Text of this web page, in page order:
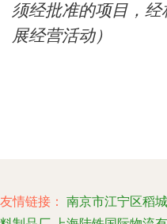
须经批准的项目，
展经营活动）
友情链接： 南京市江宁区稻